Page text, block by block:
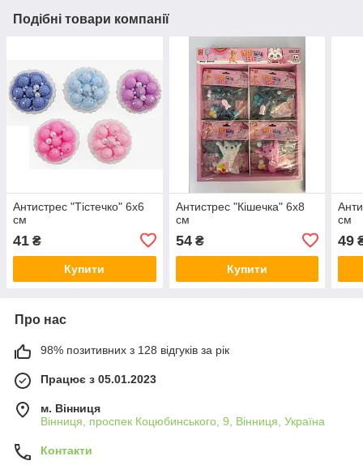
Подібні товари компанії
Антистрес "Тістечко" 6х6
см
41 ₴
Купити
Антистрес "Кішечка" 6х8
см
54₴
Купити
см
49
Про нас
98% позитивних з 128 відгуків за рік
Працює з 05.01.2023
м. Вінниця
Вінниця, проспек Коцюбинського, 9, Вінниця, Україна
Контакти